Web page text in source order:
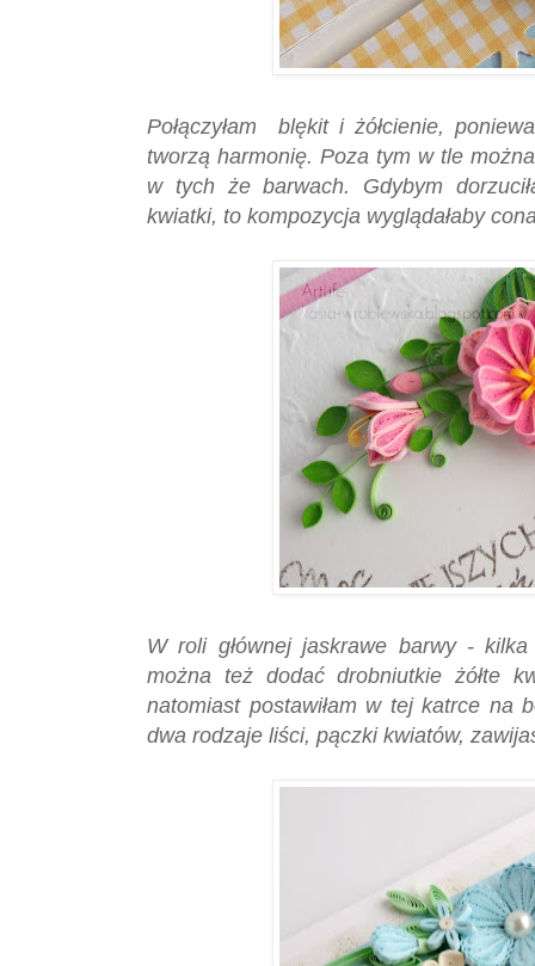
Połączyłam blękit i żółcienie,
tworzą harmonię. Poza tym w tle
w tych że barwach. Gdybym
kwiatki, to kompozycja wyglądałaby
W roli głównej jaskrawe barwy -
można też dodać drobniutkie żółte
natomiast postawiłam w tej katrce na
dwa rodzaje liści, pączki kwiatów,